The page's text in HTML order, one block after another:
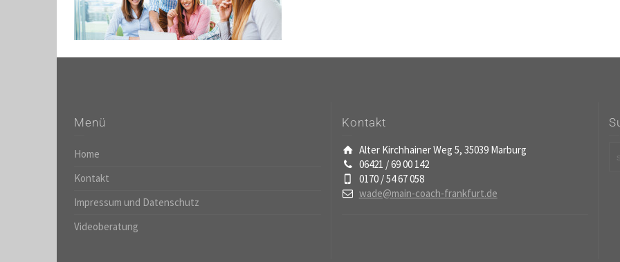
Menü
Home
Kontakt
Impressum und Datenschutz
Videoberatung
Kontakt
Alter Kirchhainer Weg 5, 35039 Marburg
06421 / 69 00 142
0170 / 54 67 058
wade@main-coach-frankfurt.de